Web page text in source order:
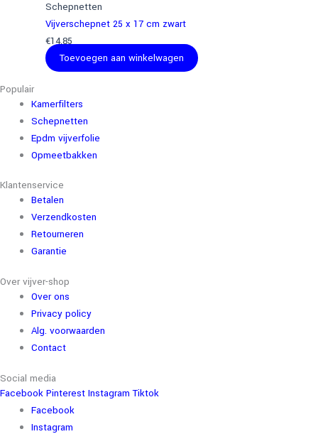
Schepnetten
Vijverschepnet 25 x 17 cm zwart
€14,85
Toevoegen aan winkelwagen
Populair
Kamerfilters
Schepnetten
Epdm vijverfolie
Opmeetbakken
Klantenservice
Betalen
Verzendkosten
Retourneren
Garantie
Over vijver-shop
Over ons
Privacy policy
Alg. voorwaarden
Contact
Social media
Facebook Pinterest Instagram Tiktok
Facebook
Instagram